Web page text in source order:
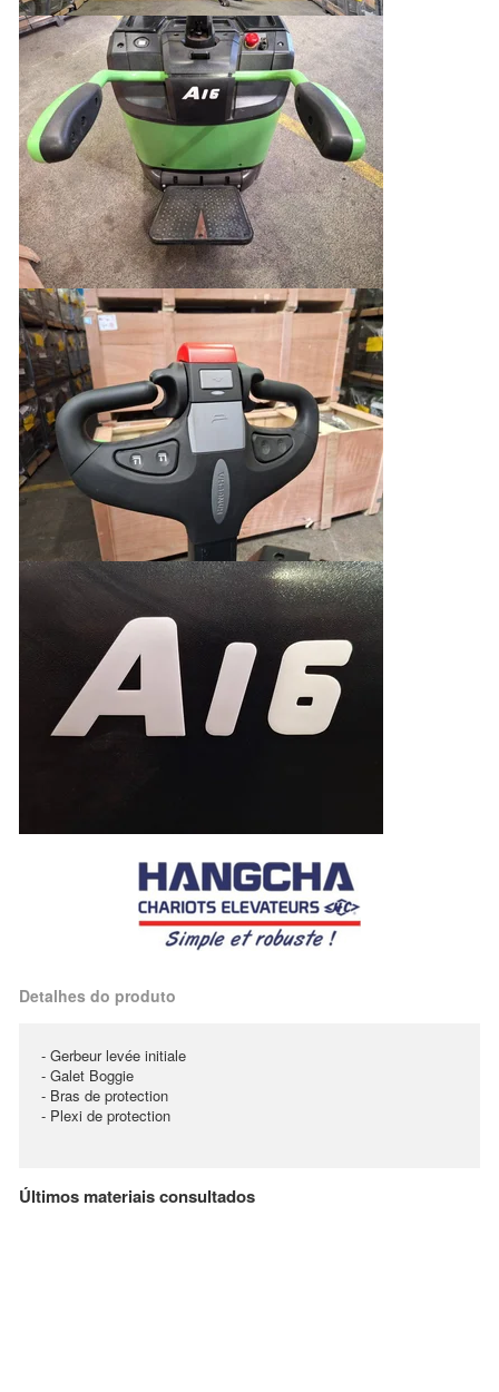
Detalhes do produto
- Gerbeur levée initiale
- Galet Boggie
- Bras de protection
- Plexi de protection
Últimos materiais consultados